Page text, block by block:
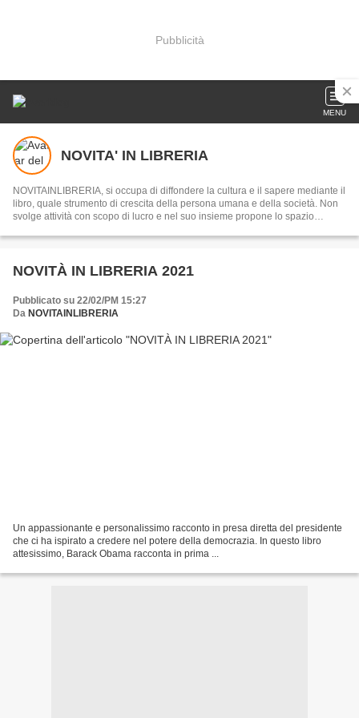
Pubblicità
MENU
NOVITA' IN LIBRERIA
NOVITAINLIBRERIA, si occupa di diffondere la cultura e il sapere mediante il
libro, quale strumento di crescita della persona umana e della società. Non
svolge attività con scopo di lucro e nel suo insieme propone lo spazio
RECENSIONI. Per ogni altra informazione o approfondimento potete
NOVITÀ IN LIBRERIA 2021
Pubblicato su 22/02/PM 15:27
Da NOVITAINLIBRERIA
Un appassionante e personalissimo racconto in presa diretta del presidente
che ci ha ispirato a credere nel potere della democrazia. In questo libro
attesissimo, Barack Obama racconta in prima ...